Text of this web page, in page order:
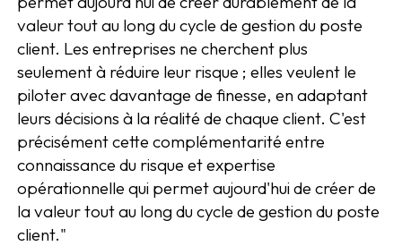
valeur tout au long du cycle de gestion du poste
client. Les entreprises ne cherchent plus
seulement à réduire leur risque ; elles veulent le
piloter avec davantage de finesse, en adaptant
leurs décisions à la réalité de chaque client. C'est
précisément cette complémentarité entre
connaissance du risque et expertise
opérationnelle qui permet aujourd'hui de créer de
la valeur tout au long du cycle de gestion du poste
client."